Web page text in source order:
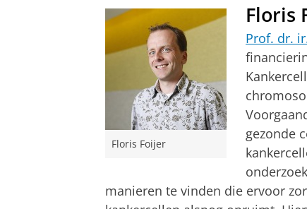
Floris Foijer
Floris
Prof. dr.
gezonde
manieren te vinden die ervoor